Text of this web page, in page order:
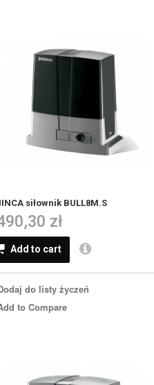
siłownik BULL8M.S
zł
Add to cart
do listy życzeń
to Compare